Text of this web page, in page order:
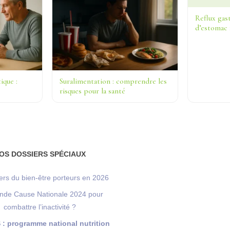
:
Suralimentation : comprendre les
risques pour la santé
Reflux
DOSSIERS SPÉCIAUX
du bien-être porteurs en 2026
Cause Nationale 2024 pour
combattre l’inactivité ?
: programme national nutrition